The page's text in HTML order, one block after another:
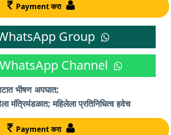
Payment करा
Group
Channel
भीषण अपघात;
मंत्रिमंडळात; महिलेला प्रतिनिधित्व हवेच
Payment करा